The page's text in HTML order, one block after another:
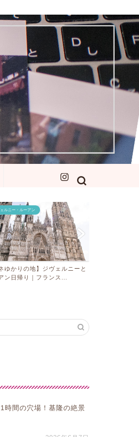
ジヴェルニーと
ランス...
セブ島
【セブ島】ベストシーズン
オススメ観光スポット５選
1時間の穴場！基隆の絶景